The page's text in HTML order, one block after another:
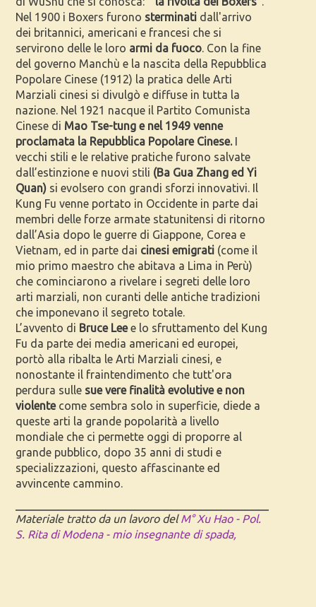
Nel 1900 i Boxers furono sterminati dall'arrivo
dei britannici, americani e francesi che si
servirono delle le loro armi da fuoco. Con la fine
del governo Manchù e la nascita della Repubblica
Popolare Cinese (1912) la pratica delle Arti
Marziali cinesi si divulgò e diffuse in tutta la
nazione. Nel 1921 nacque il Partito Comunista
Cinese di Mao Tse-tung e nel 1949 venne
proclamata la Repubblica Popolare Cinese.I
vecchi stili e le relative pratiche furono salvate
dall’estinzione e nuovi stili (Ba Gua Zhang ed Yi
Quan) si evolsero con grandi sforzi innovativi. Il
Kung Fu venne portato in Occidente in parte dai
membri delle forze armate statunitensi di ritorno
dall’Asia dopo le guerre di Giappone, Corea e
Vietnam, ed in parte dai cinesi emigrati (come il
mio primo maestro che abitava a Lima in Perù)
che cominciarono a rivelare i segreti delle loro
arti marziali, non curanti delle antiche tradizioni
che imponevano il segreto totale.
L’avvento di Bruce Leee lo sfruttamento del Kung
Fu da parte dei media americani ed europei,
portò alla ribalta le Arti Marziali cinesi, e
nonostante il fraintendimento che tutt'ora
perdura sulle sue vere finalità evolutive e non
violentecome sembra solo in superficie, diede a
queste arti la grande popolarità a livello
mondiale che ci permette oggi di proporre al
grande pubblico, dopo 35 anni di studi e
specializzazioni, questo affascinante ed
avvincente cammino.
Materiale tratto da un lavoro delM° Xu Hao - Pol.
S. Rita di Modena - mio insegnante di spada,